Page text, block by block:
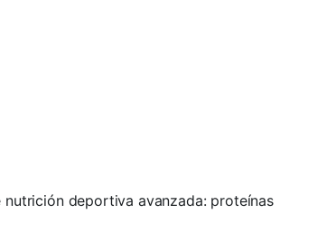
nutrición deportiva avanzada: proteínas